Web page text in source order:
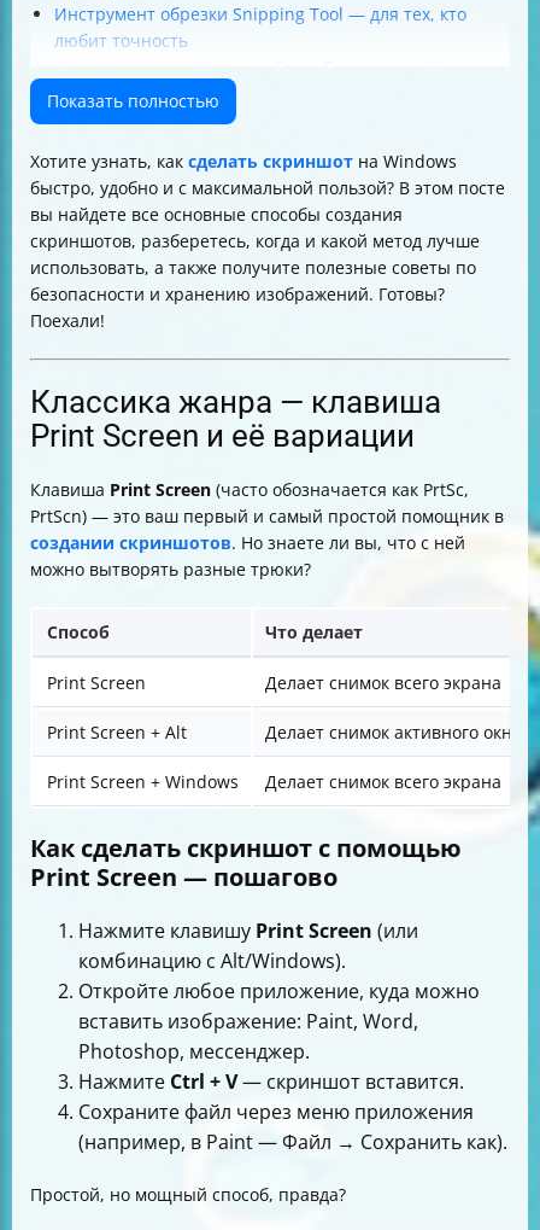
Инструмент обрезки Snipping Tool — для тех, кто
любит точность
не только
Где хранятся скриншоты и как изменить папку по
Встроенные способы создания скриншотов в играх
Советы по безопасности и приватности при работе
со скриншотами
Сторонние приложения для создания скриншотов —
что выбрать?
Как выбрать лучший способ сделать скриншот
Итоговая таблица способов создания скриншотов на
Windows
Показать полностью
Хотите узнать, как сделать скриншот на Windows
быстро, удобно и с максимальной пользой? В этом посте
вы найдете все основные способы создания
скриншотов, разберетесь, когда и какой метод лучше
использовать, а также получите полезные советы по
безопасности и хранению изображений. Готовы?
Поехали!
Классика жанра — клавиша
Print Screen и её вариации
Клавиша Print Screen (часто обозначается как PrtSc,
PrtScn) — это ваш первый и самый простой помощник в
создании скриншотов. Но знаете ли вы, что с ней
можно вытворять разные трюки?
Способ Что делает
Print Screen Делает снимок всего экрана
Print Screen + Alt Делает снимок активного окна
Print Screen + Windows Делает снимок всего экрана
Как сделать скриншот с помощью
Print Screen — пошагово
Нажмите клавишу Print Screen (или
комбинацию с Alt/Windows).
Откройте любое приложение, куда можно
вставить изображение: Paint, Word,
Photoshop, мессенджер.
Нажмите Ctrl + V— скриншот вставится.
Сохраните файл через меню приложения
(например, в Paint — Файл → Сохранить как).
Простой, но мощный способ, правда?